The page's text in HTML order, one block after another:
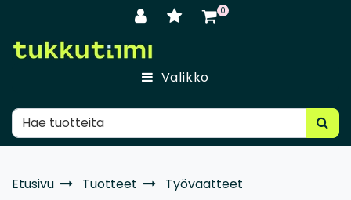
0
Valikko
Etusivu Tuotteet
Työvaatteet